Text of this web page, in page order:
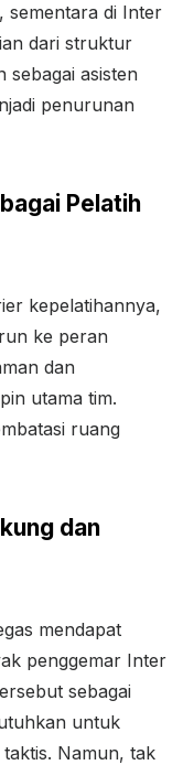
sementara di Inter
dari struktur
asisten
penurunan
Pelatih
kepelatihannya,
ke peran
dan
utama tim.
ruang
dan
mendapat
penggemar Inter
sebagai
untuk
Namun, tak